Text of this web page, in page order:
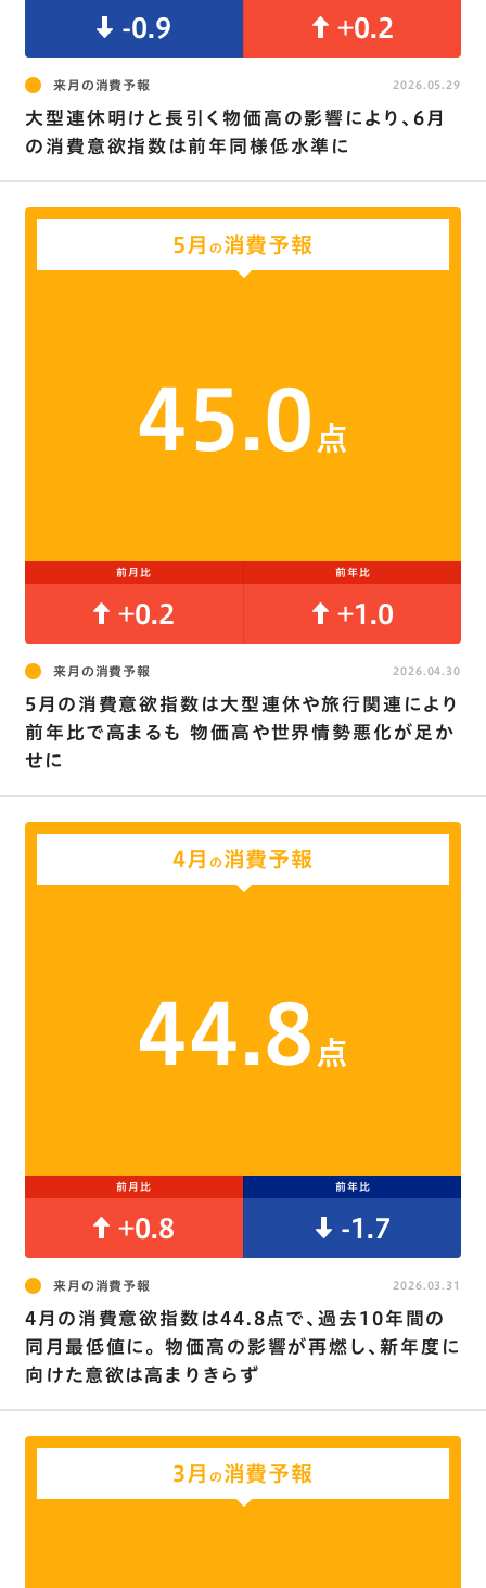
-0.9 +0.2
来月の消費予報
大型連休明けと長引く物価高の影響により、6月
の消費意欲指数は前年同様低水準に
2026.05.29
5月 の消費予報
45.0 点
前月比 前年比
+0.2 +1.0
来月の消費予報
5月の消費意欲指数は大型連休や旅行関連により
前年比で高まるも 物価高や世界情勢悪化が足か
せに
2026.04.30
4月 の消費予報
44.8 点
前月比 前年比
+0.8 -1.7
来月の消費予報
4月の消費意欲指数は44.8点で､過去10年間の
同月最低値に｡ 物価高の影響が再燃し､新年度に
向けた意欲は高まりきらず
2026.03.31
3月 の消費予報